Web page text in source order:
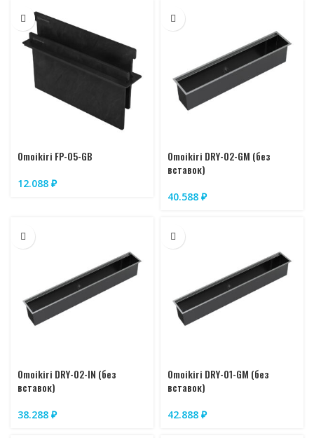
Omoikiri FP-05-GB
12.088 ₽
Omoikiri DRY-02-GM (без
вставок)
40.588 ₽
Omoikiri DRY-02-IN (без
вставок)
38.288 ₽
Omoikiri DRY-01-GM (без
вставок)
42.888 ₽